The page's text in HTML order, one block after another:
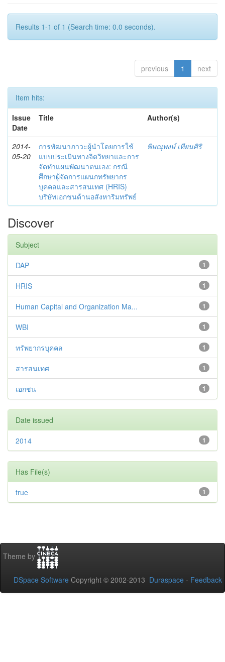
Results 1-1 of 1 (Search time: 0.0 seconds).
previous 1 next
Item hits:
Issue
Date
Title Author(s)
2014-
05-20
การพัฒนาภาวะผู้นำโดยการใช้
แบบประเมินทางจิตวิทยาและการ
จัดทำแผนพัฒนาตนเอง: กรณี
ศึกษาผู้จัดการแผนกทรัพยากร
บุคคลและสารสนเทศ (HRIS)
บริษัทเอกชนด้านอสังหาริมทรัพย์
พิษณุพงษ์ เทียนศิริ
Discover
Subject
1
DAP
1
HRIS
1
Human Capital and Organization Ma...
1
WBI
1
ทรัพยากรบุคคล
1
สารสนเทศ
1
เอกชน
Date issued
1
2014
Has File(s)
1
true
Theme by
DSpace Software Copyright © 2002-2013 Duraspace - Feedback